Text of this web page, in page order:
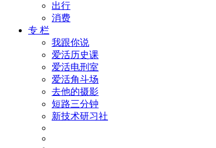
出行
消费
专 栏
我跟你说
爱活历史课
爱活电刑室
爱活角斗场
去他的摄影
短路三分钟
新技术研习社